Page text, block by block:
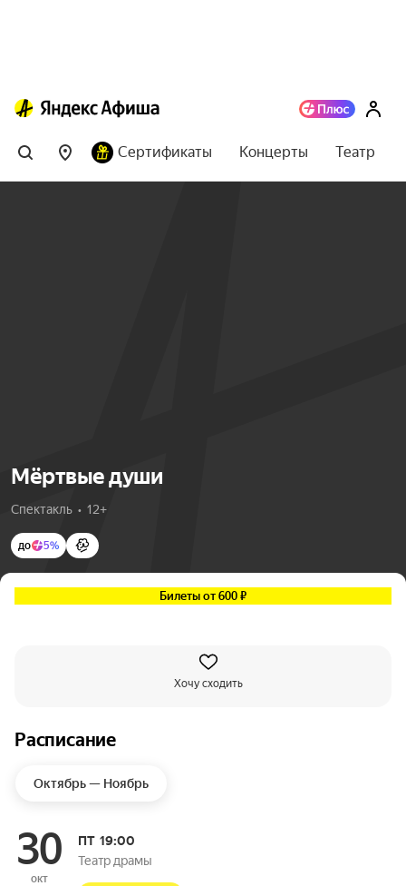
Сертификаты Концерты Театр
Мёртвые души
Спектакль  •  12+
до 5%
Билеты от 600 ₽
Хочу сходить
Расписание
Октябрь — Ноябрь
30
окт
ПТ19:00
Театр драмы